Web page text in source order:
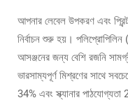
আপনার লেবেল উপকরণ এবং
নির্বাচন শুরু হয়।
আসঞ্জনের জন্য বেশি রজনি
ভারসাম্যপূর্ণ মিশ্রণের সাথে
34% এবং স্ক্যানার